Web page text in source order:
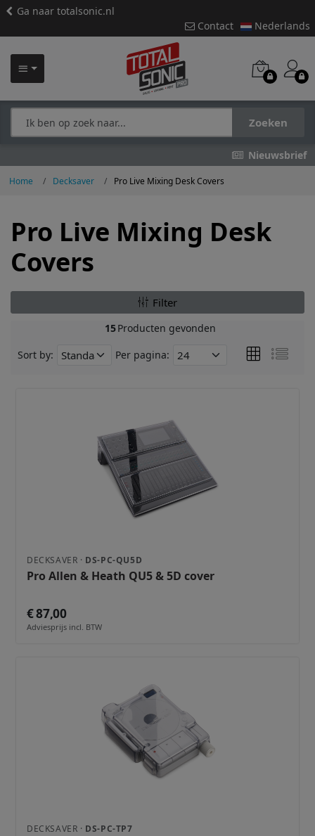
Ga naar totalsonic.nl
Contact
Nederlands
Zoeken
Nieuwsbrief
Home Decksaver Pro Live Mixing Desk Covers
Pro Live Mixing Desk
Covers
Filter
15Producten gevonden
Sort by: Per pagina:
DECKSAVER · DS-PC-QU5D
Pro Allen & Heath QU5 & 5D cover
€ 87,00
Adviesprijs incl. BTW
DECKSAVER · DS-PC-TP7